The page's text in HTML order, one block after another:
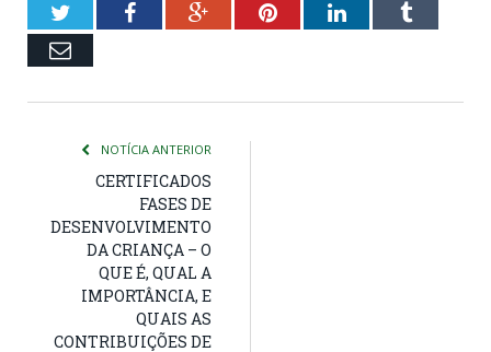
TwitterFacebookGoogle+PinterestLinkedInTumblr
Email
NOTÍCIA ANTERIOR
CERTIFICADOS
FASES DE
DESENVOLVIMENTO
DA CRIANÇA – O
QUE É, QUAL A
IMPORTÂNCIA, E
QUAIS AS
CONTRIBUIÇÕES DE